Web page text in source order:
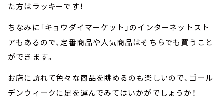
た方はラッキーです！
ちなみに「キョウダイマーケット」のインターネットスト
アもあるので、定番商品や人気商品はそちらでも買うこと
ができます。
お店に訪れて色々な商品を眺めるのも楽しいので、ゴール
デンウィークに足を運んでみてはいかがでしょうか！